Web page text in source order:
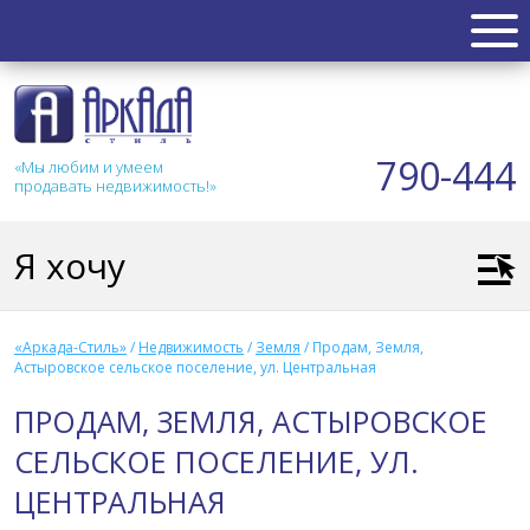
«Мы любим и умеем
продавать недвижимость!»
790-444
НЕДВИЖИМОСТЬ
Таунхаус
Коммерческая
АКЦИИ
СТАТЬИ
Я хочу
«Аркада-Стиль»/ Недвижимость / Земля / Продам, Земля,
Астыровское сельское поселение, ул. Центральная
ПРОДАМ, ЗЕМЛЯ, АСТЫРОВСКОЕ
СЕЛЬСКОЕ ПОСЕЛЕНИЕ, УЛ.
ЦЕНТРАЛЬНАЯ